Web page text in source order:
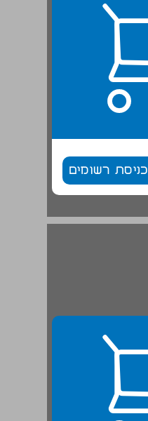
כניסת רשומים